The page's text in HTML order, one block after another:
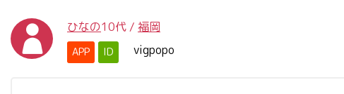
ひなの10代 / 福岡
APP ID vigpopo